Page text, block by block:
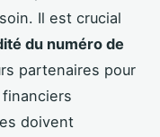
Il est crucial
du numéro de
partenaires pour
doivent